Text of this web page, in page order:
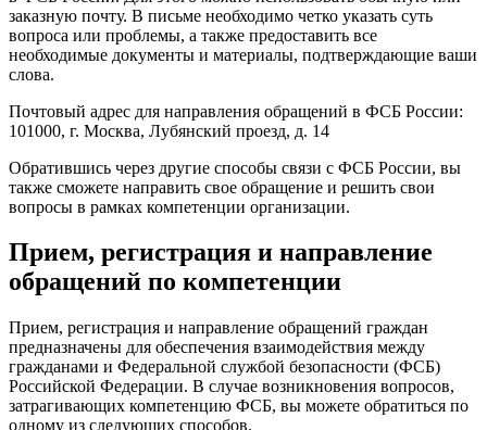
заказную почту. В письме необходимо четко указать суть
вопроса или проблемы, а также предоставить все
необходимые документы и материалы, подтверждающие ваши
слова.
Почтовый адрес для направления обращений в ФСБ России:
101000, г. Москва, Лубянский проезд, д. 14
Обратившись через другие способы связи с ФСБ России, вы
также сможете направить свое обращение и решить свои
вопросы в рамках компетенции организации.
Прием, регистрация и направление
обращений по компетенции
Прием, регистрация и направление обращений граждан
предназначены для обеспечения взаимодействия между
гражданами и Федеральной службой безопасности (ФСБ)
Российской Федерации. В случае возникновения вопросов,
затрагивающих компетенцию ФСБ, вы можете обратиться по
одному из следующих способов.